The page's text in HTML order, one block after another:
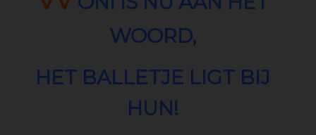
WOORD,
HET BALLETJE LIGT BIJ
HUN!